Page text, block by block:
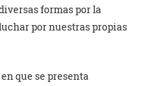
formas por la
por nuestras propias
que se presenta